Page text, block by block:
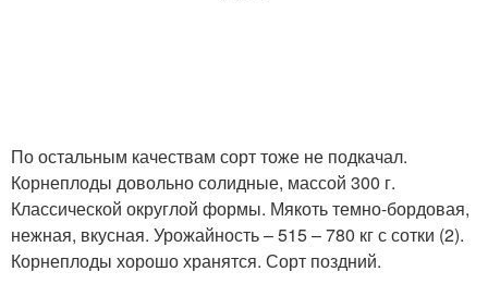
По остальным качествам сорт тоже не подкачал.
Корнеплоды довольно солидные, массой 300 г.
Классической округлой формы. Мякоть темно-бордовая,
нежная, вкусная. Урожайность – 515 – 780 кг с сотки (2).
Корнеплоды хорошо хранятся. Сорт поздний.